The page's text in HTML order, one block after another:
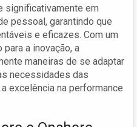
significativamente em
pessoal, garantindo que
e eficazes. Com um
a inovação, a
maneiras de se adaptar
necessidades das
excelência na performance